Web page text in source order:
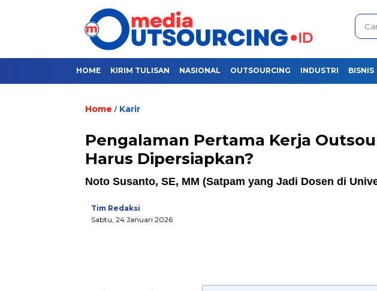
HOME KIRIM TULISAN NASIONAL OUTSOURCING INDUSTRI BISNIS
Home / Karir
Pengalaman Pertama Kerja
Harus Dipersiapkan?
Noto Susanto, SE, MM (Satpam yang Jadi Dosen di
Tim Redaksi
Sabtu, 24 Januari 2026